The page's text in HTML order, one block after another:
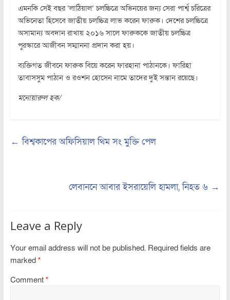
এমনকি সেই বছর ‘লাঠিয়াল’ চলচ্চিত্রে অভিনয়ের জন্য সেরা পার্শ্ব চরিত্রের
অভিনেতা হিসেবে জাতীয় চলচ্চিত্র লাভ করেন ফারুক। দেশের চলচ্চিত্রে
অসামান্য অবদান রাখায় ২০১৬ সালে ফারুককে জাতীয় চলচ্চিত্র
পুরস্কারে আজীবন সম্মাননা প্রদান করা হয়।
ব্যক্তিগত জীবনে ফারুক বিয়ে করেন ফারহানা পাঠানকে। ফারিহা
তাবাসসুম পাঠান ও রওশন হোসেন নামে তাদের দুই সন্তান রয়েছে।
মনোয়ারুল হক/
← বিশ্বকাপের অফিসিয়াল থিম সং মুক্তি পেল
লেবাননে আবার ইসরায়েলি হামলা, নিহত ৬ →
Leave a Reply
Your email address will not be published. Required fields are
marked *
Comment *